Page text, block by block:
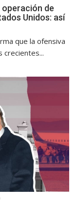
de
Unidos: así
que la ofensiva
crecientes...